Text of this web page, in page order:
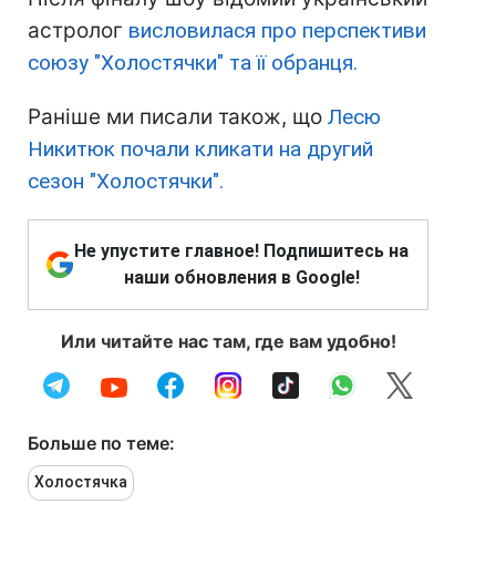
астролог висловилася про перспективи
союзу "Холостячки" та її обранця.
Раніше ми писали також, що Лесю
Никитюк почали кликати на другий
сезон "Холостячки".
Не упустите главное! Подпишитесь на
наши обновления в Google!
Или читайте нас там, где вам удобно!
Больше по теме:
Холостячка